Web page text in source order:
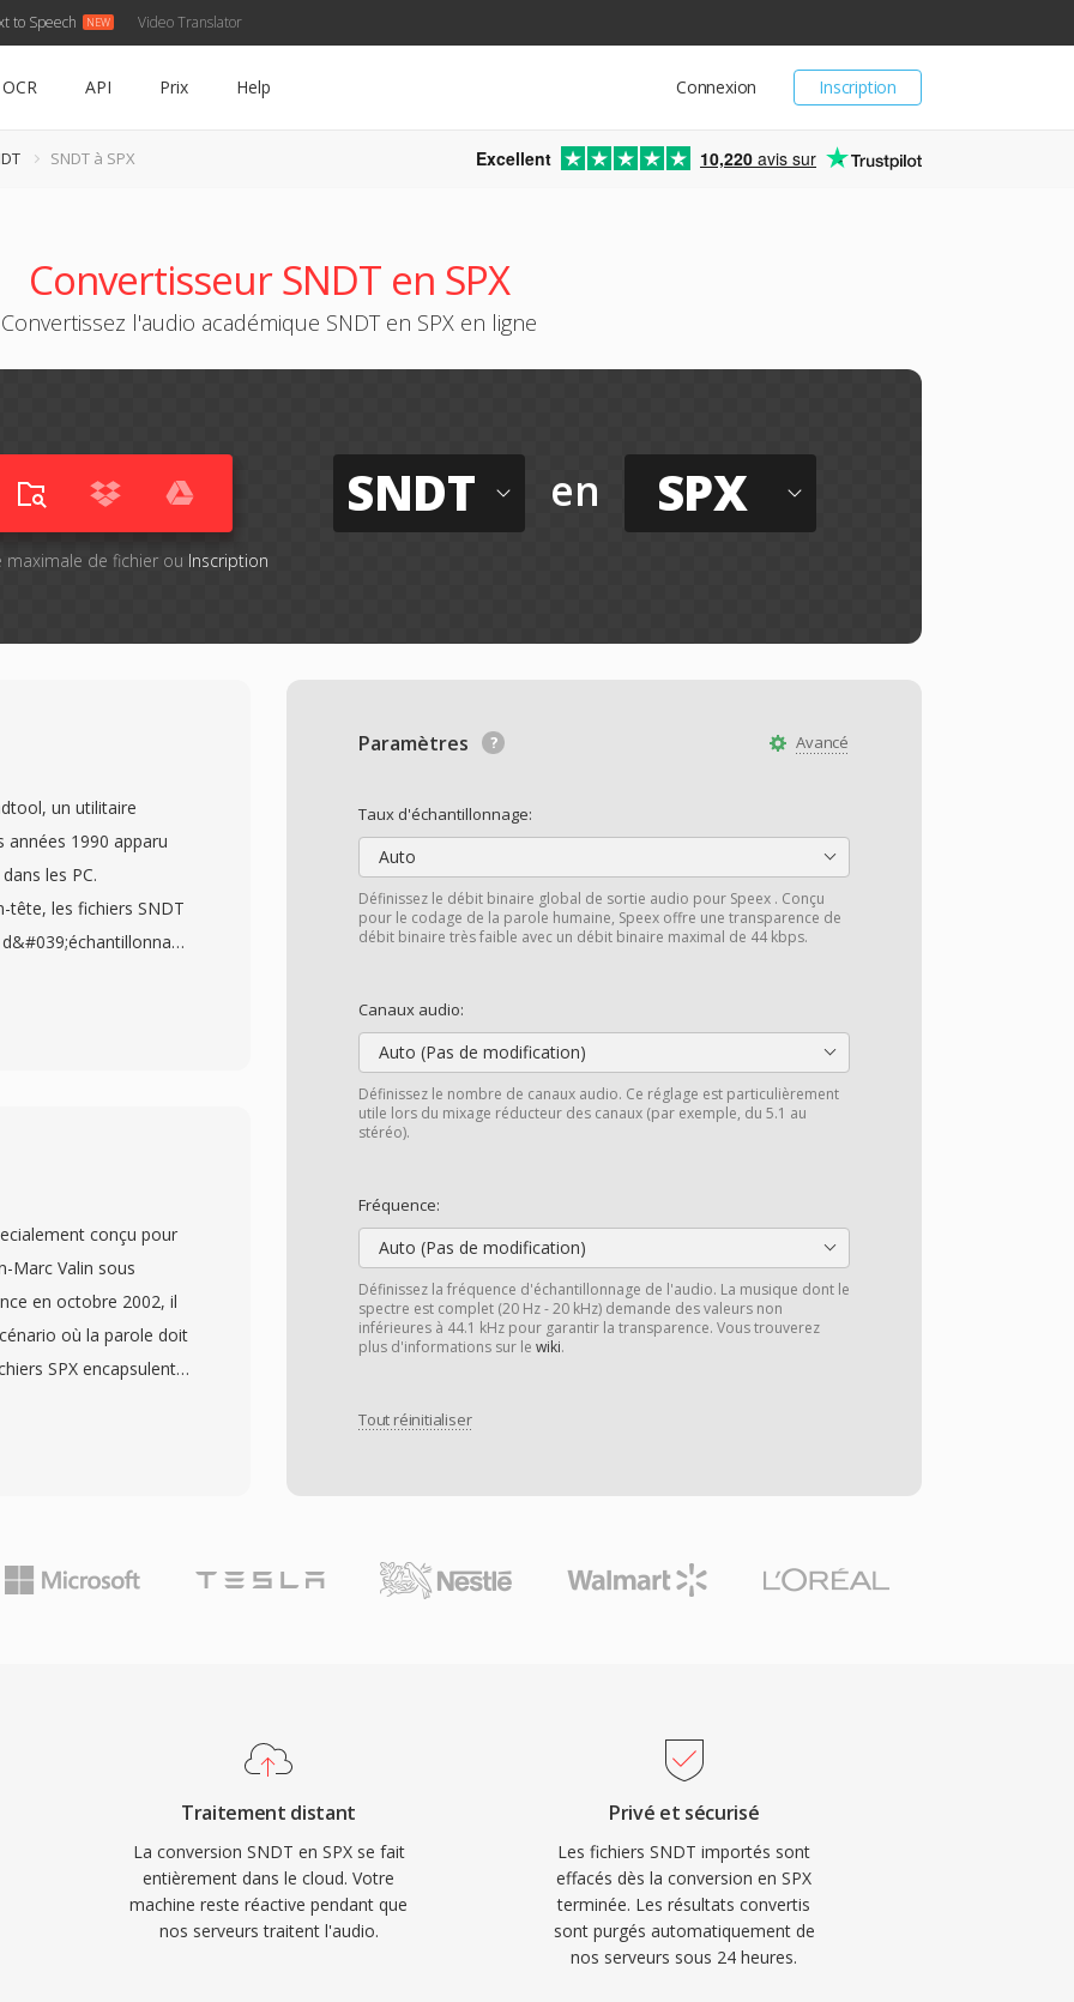
to Speech Video Translator
Inscription
Connexion
OCR API Prix Help
SNDT à SPX Excellent 10,220 avis sur
Convertisseur SNDT en SPX
Convertissez l'audio académique SNDT en SPX en ligne
maximale de fichier ou Inscription
SNDT en SPX
Avancé
Paramètres
Taux d'échantillonnage:
Auto
Définissez le débit binaire global de sortie audio pour Speex . Conçu
pour le codage de la parole humaine, Speex offre une transparence de
débit binaire très faible avec un débit binaire maximal de 44 kbps.
Canaux audio:
Auto (Pas de modification)
Définissez le nombre de canaux audio. Ce réglage est particulièrement
utile lors du mixage réducteur des canaux (par exemple, du 5.1 au
stéréo).
Fréquence:
Auto (Pas de modification)
Définissez la fréquence d'échantillonnage de l'audio. La musique dont le
spectre est complet (20 Hz - 20 kHz) demande des valeurs non
inférieures à 44.1 kHz pour garantir la transparence. Vous trouverez
plus d'informations sur le wiki.
Tout réinitialiser
un utilitaire
années 1990 apparu
les PC.
tête, les fichiers SNDT
significative qui
àux formats
fichiers inconnus —
cadres multimédia
à décoder, né
CPU minimale
Les fichiers
premiers jeux PC et
conçu pour
Marc Valin sous
en octobre 2002, il
où la parole doit
SPX encapsulent
Ogg, associant
la complexité de la
de brevets et sous
du gain, dès
Bien que ses
VoIP
appareils embarqués
Traitement distant
La conversion SNDT en SPX se fait
entièrement dans le cloud. Votre
machine reste réactive pendant que
nos serveurs traitent l'audio.
Privé et sécurisé
Les fichiers SNDT importés sont
effacés dès la conversion en SPX
terminée. Les résultats convertis
sont purgés automatiquement de
nos serveurs sous 24 heures.